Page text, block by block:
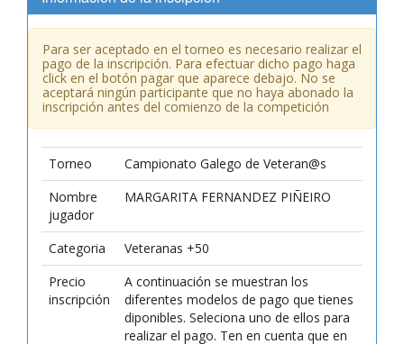
Para ser aceptado en el torneo es necesario realizar el
pago de la inscripción. Para efectuar dicho pago haga
click en el botón pagar que aparece debajo. No se
aceptará ningún participante que no haya abonado la
inscripción antes del comienzo de la competición
Torneo
Campionato Galego de Veteran@s
Nombre
jugador
MARGARITA FERNANDEZ PIÑEIRO
Categoria
Veteranas +50
Precio
inscripción
A continuación se muestran los
diferentes modelos de pago que tienes
diponibles. Seleciona uno de ellos para
realizar el pago. Ten en cuenta que en